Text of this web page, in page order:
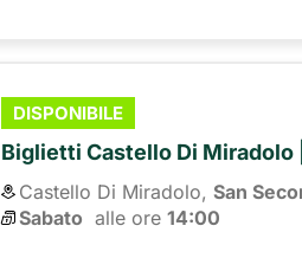
DISPONIBILE
Biglietti Castello Di Miradolo
Castello Di Miradolo, San
Sabato alle ore 14:00